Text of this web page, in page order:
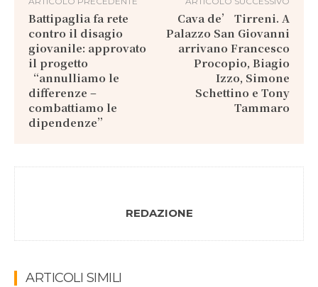
Battipaglia fa rete
contro il disagio
giovanile: approvato
il progetto
“annulliamo le
differenze –
combattiamo le
dipendenze”
Cava de’ Tirreni. A
Palazzo San Giovanni
arrivano Francesco
Procopio, Biagio
Izzo, Simone
Schettino e Tony
Tammaro
REDAZIONE
ARTICOLI SIMILI